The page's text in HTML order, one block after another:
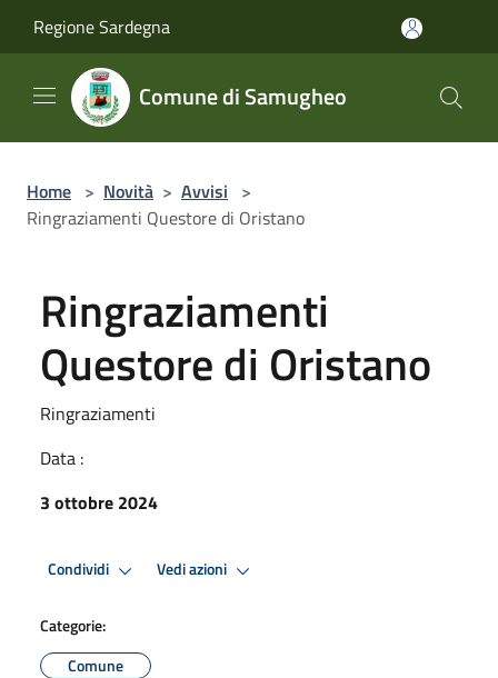
Regione Sardegna
Comune di Samugheo
Home > Novità > Avvisi >
Ringraziamenti Questore di Oristano
Ringraziamenti
Questore di Oristano
Ringraziamenti
Data :
3 ottobre 2024
Condividi Vedi azioni
Categorie:
Comune